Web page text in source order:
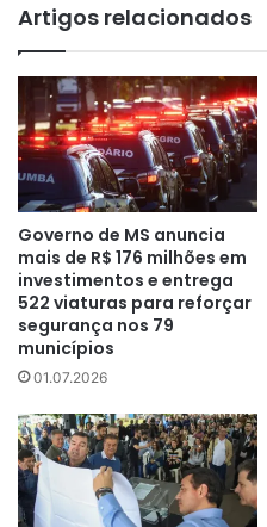
Artigos relacionados
Governo de MS anuncia
mais de R$ 176 milhões em
investimentos e entrega
522 viaturas para reforçar
segurança nos 79
municípios
01.07.2026